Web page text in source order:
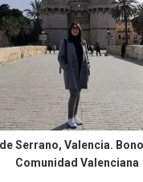
Serrano, Valencia.
Comunidad Valenciana